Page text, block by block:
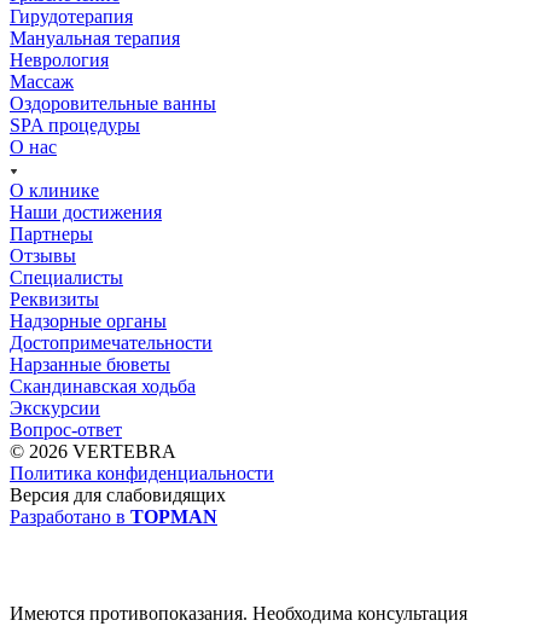
Гирудотерапия
Мануальная терапия
Неврология
Массаж
Оздоровительные ванны
SPA процедуры
О нас
О клинике
Наши достижения
Партнеры
Отзывы
Специалисты
Реквизиты
Надзорные органы
Достопримечательности
Нарзанные бюветы
Скандинавская ходьба
Экскурсии
Вопрос-ответ
© 2026 VERTEBRA
Политика конфиденциальности
Версия для слабовидящих
Разработано в TOPMAN
Имеются противопоказания. Необходима консультация